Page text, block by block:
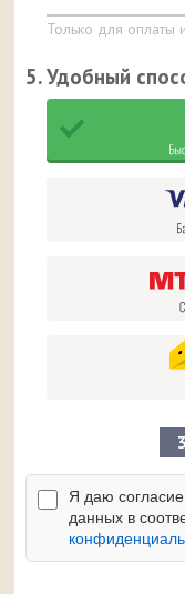
Только для оплаты
5. Удобный
Я даю
данных в